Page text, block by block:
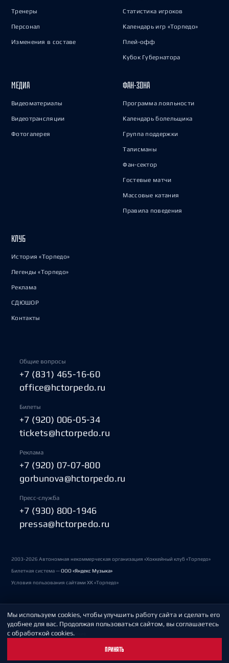
Тренеры
Персонал
Изменения в составе
Статистика игроков
Календарь игр «Торпедо»
Плей-офф
Кубок Губернатора
МЕДИА
Видеоматериалы
Видеотрансляции
Фотогалерея
ФАН-ЗОНА
Программа лояльности
Календарь болельщика
Группа поддержки
Талисманы
Фан-сектор
Гостевые матчи
Массовые катания
Правила поведения
КЛУБ
История «Торпедо»
Легенды «Торпедо»
Реклама
СДЮШОР
Контакты
Общие вопросы
+7 (831) 465-16-60
office@hctorpedo.ru
Билеты
+7 (920) 006-05-34
tickets@hctorpedo.ru
Реклама
+7 (920) 07-07-800
gorbunova@hctorpedo.ru
Пресс-служба
+7 (930) 800-1946
pressa@hctorpedo.ru
2003-2026 Автономная некоммерческая организация «Хоккейный клуб «Торпедо»
Билетная система —ООО «Яндекс Музыка»
Условия пользования сайтами ХК «Торпедо»
Политика обработки персональных данных
Пользовательское соглашение
Мы используем cookies, чтобы улучшить работу сайта и сделать его
удобнее для вас. Продолжая пользоваться сайтом, вы соглашаетесь
с обработкой cookies.
ПРИНЯТЬ